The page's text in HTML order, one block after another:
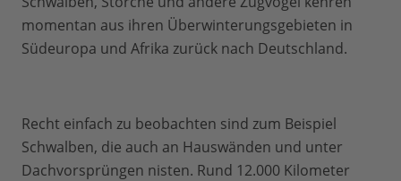
momentan aus ihren Überwinterungsgebieten in
Südeuropa und Afrika zurück nach Deutschland.
Recht einfach zu beobachten sind zum Beispiel
Schwalben, die auch an Hauswänden und unter
Dachvorsprüngen nisten. Rund 12.000 Kilometer